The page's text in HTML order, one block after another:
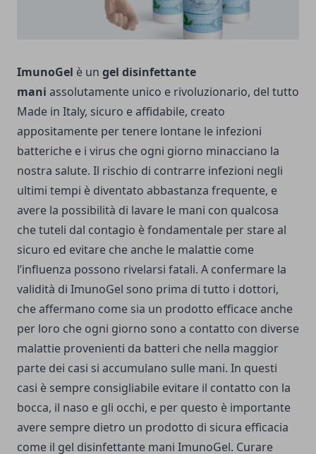
ImunoGel è un gel disinfettante
mani assolutamente unico e rivoluzionario, del tutto
Made in Italy, sicuro e affidabile, creato
appositamente per tenere lontane le infezioni
batteriche e i virus che ogni giorno minacciano la
nostra salute. Il rischio di contrarre infezioni negli
ultimi tempi è diventato abbastanza frequente, e
avere la possibilità di lavare le mani con qualcosa
che tuteli dal contagio è fondamentale per stare al
sicuro ed evitare che anche le malattie come
l’influenza possono rivelarsi fatali. A confermare la
validità di ImunoGel sono prima di tutto i dottori,
che affermano come sia un prodotto efficace anche
per loro che ogni giorno sono a contatto con diverse
malattie provenienti da batteri che nella maggior
parte dei casi si accumulano sulle mani. In questi
casi è sempre consigliabile evitare il contatto con la
bocca, il naso e gli occhi, e per questo è importante
avere sempre dietro un prodotto di sicura efficacia
come il gel disinfettante mani ImunoGel. Curare